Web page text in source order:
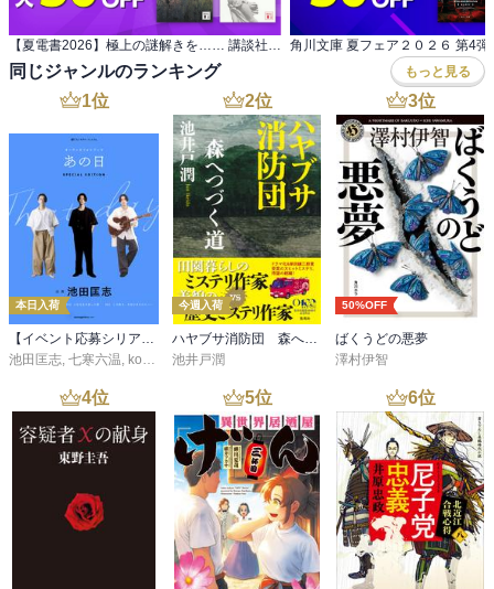
【夏電書2026】極上の謎解きを…… 講談社 真夏のミステリーフェア
同じジャンルのランキング もっと見る
1位
本日入荷
【イベント応募シリアルコード付】池田匡志出演・オーディオフォトブック「あの日」SPECIAL EDITION（音声／動画付）
池田匡志, 七寒六温, konoko58 ,村崎キコ
2位
今週入荷
ハヤブサ消防団 森へつづく道
池井戸潤
3位
50%OFF
ばくうどの悪夢
澤村伊智
4位 5位 6位